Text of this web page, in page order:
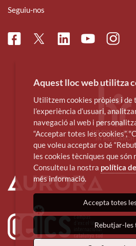
Seguiu-nos
FacebookTwitterLinkedinYoutube
Aquest lloc web utilitza
Utilitzem cookies pròpies i
l’experiència d’usuari,
navegació al web i
“Acceptar totes les cookies”,
que voleu acceptar o bé
les cookies tècniques que són
Consulteu la nostra política
més informació.
Accepta totes
Rebutjar-les